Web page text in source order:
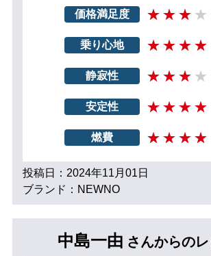
価格満足度
乗り心地
静寂性
安定性
燃費
投稿日：2024年11月01日
ブランド：NEWNO
中島一由 さんからの